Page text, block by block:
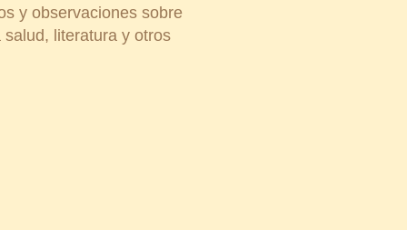
y observaciones sobre
literatura y otros